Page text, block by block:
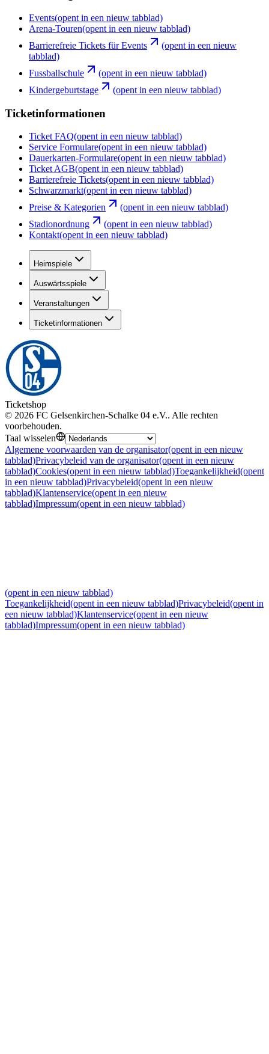
Events(opent in een nieuw tabblad)
Arena-Touren(opent in een nieuw tabblad)
Barrierefreie Tickets für Events
(opent in een nieuw
tabblad)
Fussballschule
(opent in een nieuw tabblad)
Kindergeburtstage
(opent in een nieuw tabblad)
Ticketinformationen
Ticket FAQ(opent in een nieuw tabblad)
Service Formulare(opent in een nieuw tabblad)
Dauerkarten-Formulare(opent in een nieuw tabblad)
Ticket AGB(opent in een nieuw tabblad)
Barrierefreie Tickets(opent in een nieuw tabblad)
Schwarzmarkt(opent in een nieuw tabblad)
Preise & Kategorien
(opent in een nieuw tabblad)
Stadionordnung
(opent in een nieuw tabblad)
Kontakt(opent in een nieuw tabblad)
Heimspiele
Auswärtsspiele
Veranstaltungen
Ticketinformationen
Ticketshop
© 2026 FC Gelsenkirchen-Schalke 04 e.V.. Alle rechten
voorbehouden.
Taal wisselen
Algemene voorwaarden van de organisator(opent in een nieuw
tabblad)Privacybeleid van de organisator(opent in een nieuw
tabblad)Cookies(opent in een nieuw tabblad)Toegankelijkheid(opent
in een nieuw tabblad)Privacybeleid(opent in een nieuw
tabblad)Klantenservice(opent in een nieuw
tabblad)Impressum(opent in een nieuw tabblad)
(opent in een nieuw tabblad)
Toegankelijkheid(opent in een nieuw tabblad)Privacybeleid(opent in
een nieuw tabblad)Klantenservice(opent in een nieuw
tabblad)Impressum(opent in een nieuw tabblad)